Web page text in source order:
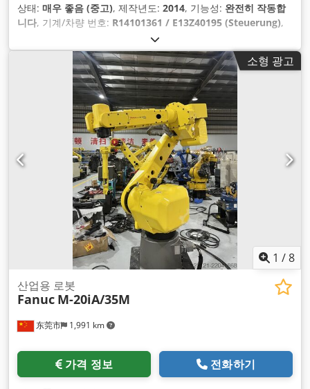
상태: 매우 좋음 (중고), 제작년도: 2014, 기능성: 완전히 작동합
니다, 기계/차량 번호: R14101361 / E13Z40195 (Steuerung),
250 kg
롤러 제조업체:FANUC, 컨트롤러 모델:R-30iB, 입력 전압:400
소형 광고
1 /8
东莞市 1,991 km
산업용 로봇
Fanuc M-20iA/35M
가격 정보 전화하기